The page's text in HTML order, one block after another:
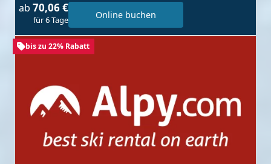
ab 70,06 €
für 6 Tage Online buchen
bis zu 22% Rabatt